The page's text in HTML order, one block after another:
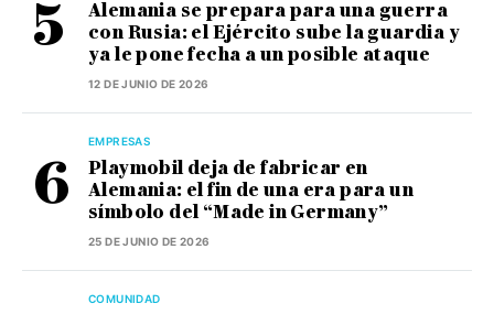
Alemania se prepara para una guerra
con Rusia: el Ejército sube la guardia y
ya le pone fecha a un posible ataque
12 DE JUNIO DE 2026
EMPRESAS
Playmobil deja de fabricar en
Alemania: el fin de una era para un
símbolo del “Made in Germany”
25 DE JUNIO DE 2026
COMUNIDAD